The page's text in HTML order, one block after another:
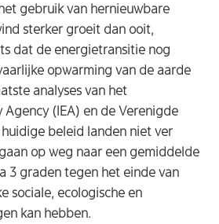
gebruik van hernieuwbare
sterker groeit dan ooit,
dat de energietransitie nog
opwarming van de aarde
analyses van het
Agency (IEA) en de Verenigde
beleid landen niet ver
op weg naar een gemiddelde
3 graden tegen het einde van
sociale, ecologische en
kan hebben.​